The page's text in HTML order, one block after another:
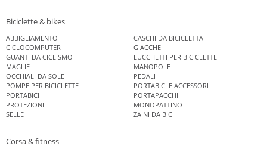
Biciclette & bikes
ABBIGLIAMENTO
CASCHI DA BICICLETTA
CICLOCOMPUTER
GIACCHE
GUANTI DA CICLISMO
LUCCHETTI PER BICICLETTE
MAGLIE
MANOPOLE
OCCHIALI DA SOLE
PEDALI
POMPE PER BICICLETTE
PORTABICI E ACCESSORI
PORTABICI
PORTAPACCHI
PROTEZIONI
MONOPATTINO
SELLE
ZAINI DA BICI
Corsa & fitness